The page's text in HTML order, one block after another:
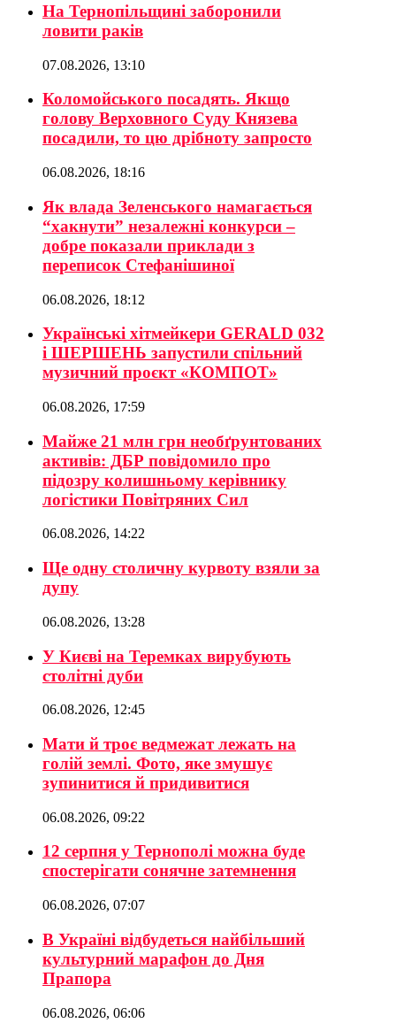
На Тернопільщині заборонили
ловити раків
07.08.2026, 13:10
Коломойського посадять. Якщо
голову Верховного Суду Князева
посадили, то цю дрібноту запросто
06.08.2026, 18:16
Як влада Зеленського намагається
“хакнути” незалежні конкурси –
добре показали приклади з
переписок Стефанішиної
06.08.2026, 18:12
Українські хітмейкери GERALD 032
і ШЕРШЕНЬ запустили спільний
музичний проєкт «КОМПОТ»
06.08.2026, 17:59
Майже 21 млн грн необґрунтованих
активів: ДБР повідомило про
підозру колишньому керівнику
логістики Повітряних Сил
06.08.2026, 14:22
Ще одну столичну курвоту взяли за
дупу
06.08.2026, 13:28
У Києві на Теремках вирубують
столітні дуби
06.08.2026, 12:45
Мати й троє ведмежат лежать на
голій землі. Фото, яке змушує
зупинитися й придивитися
06.08.2026, 09:22
12 серпня у Тернополі можна буде
спостерігати сонячне затемнення
06.08.2026, 07:07
В Україні відбудеться найбільший
культурний марафон до Дня
Прапора
06.08.2026, 06:06